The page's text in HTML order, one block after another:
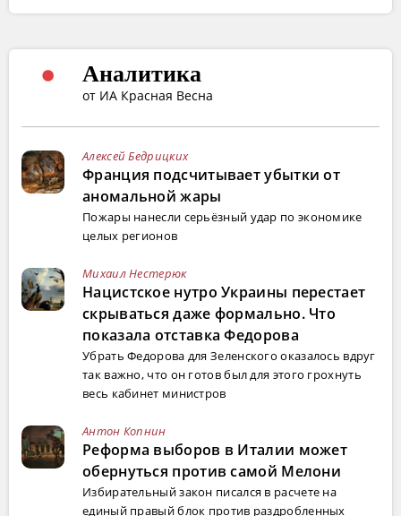
Аналитика
от ИА Красная Весна
Алексей Бедрицких
Франция подсчитывает убытки от
аномальной жары
Пожары нанесли серьёзный удар по экономике
целых регионов
Михаил Нестерюк
Нацистское нутро Украины перестает
скрываться даже формально. Что
показала отставка Федорова
Убрать Федорова для Зеленского оказалось вдруг
так важно, что он готов был для этого грохнуть
весь кабинет министров
Антон Копнин
Реформа выборов в Италии может
обернуться против самой Мелони
Избирательный закон писался в расчете на
единый правый блок против раздробленных